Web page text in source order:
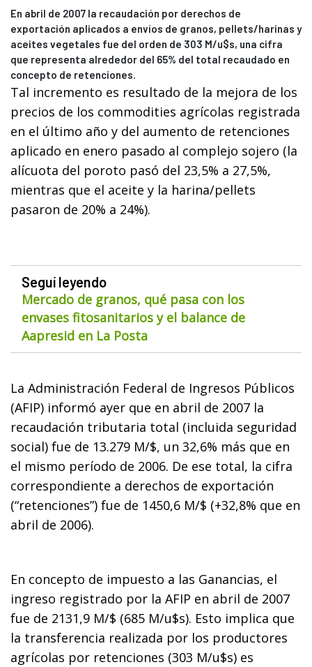
En abril de 2007 la recaudación por derechos de
exportación aplicados a envíos de granos, pellets/harinas y
aceites vegetales fue del orden de 303 M/u$s, una cifra
que representa alrededor del 65% del total recaudado en
concepto de retenciones.
Tal incremento es resultado de la mejora de los
precios de los commodities agrícolas registrada
en el último año y del aumento de retenciones
aplicado en enero pasado al complejo sojero (la
alícuota del poroto pasó del 23,5% a 27,5%,
mientras que el aceite y la harina/pellets
pasaron de 20% a 24%).
Seguí leyendo
Mercado de granos, qué pasa con los
envases fitosanitarios y el balance de
Aapresid en La Posta
La Administración Federal de Ingresos Públicos
(AFIP) informó ayer que en abril de 2007 la
recaudación tributaria total (incluida seguridad
social) fue de 13.279 M/$, un 32,6% más que en
el mismo período de 2006. De ese total, la cifra
correspondiente a derechos de exportación
(“retenciones”) fue de 1450,6 M/$ (+32,8% que en
abril de 2006).
En concepto de impuesto a las Ganancias, el
ingreso registrado por la AFIP en abril de 2007
fue de 2131,9 M/$ (685 M/u$s). Esto implica que
la transferencia realizada por los productores
agrícolas por retenciones (303 M/u$s) es